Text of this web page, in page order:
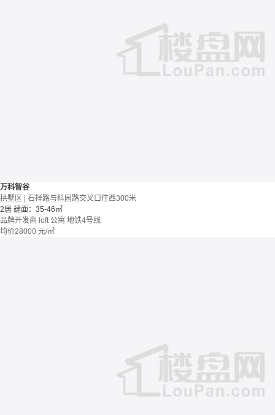
万科智谷
拱墅区 | 石祥路与科园路交叉口往西300米
2居 建面：35-46㎡
品牌开发商 loft 公寓 地铁4号线
均价28000 元/㎡